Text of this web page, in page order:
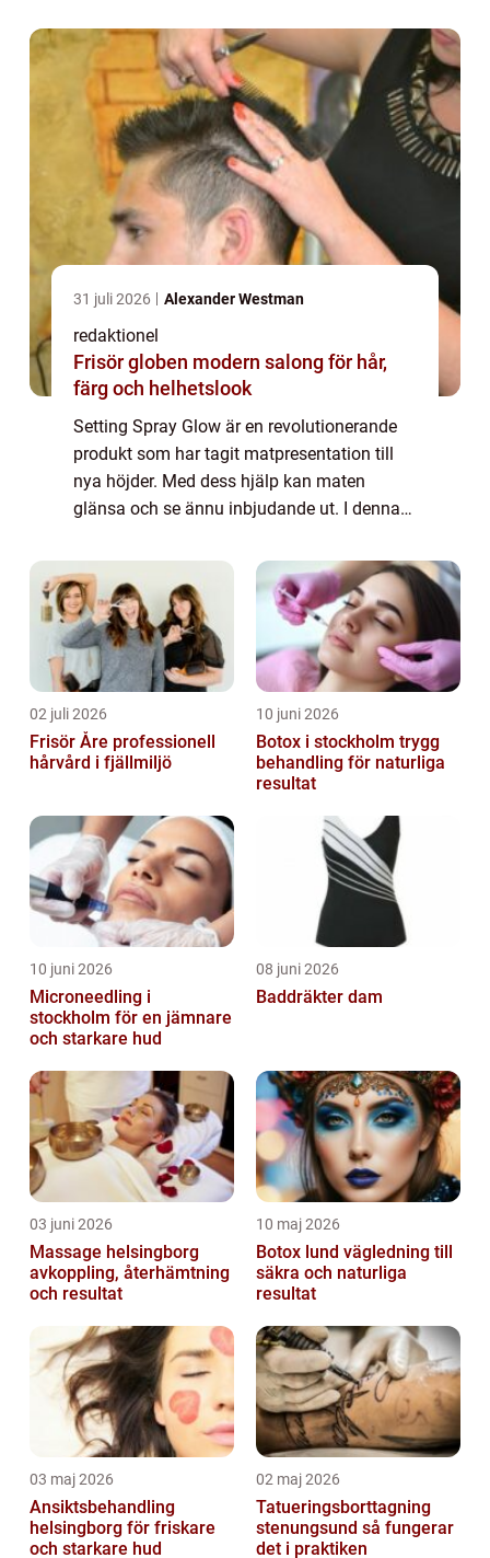
pres...
31 juli 2026 Alexander Westman
redaktionel
Frisör globen modern salong för hår,
färg och helhetslook
Setting Spray Glow är en revolutionerande
produkt som har tagit matpresentation till
nya höjder. Med dess hjälp kan maten
glänsa och se ännu inbjudande ut. I denna
översikt över detta fantastiska verktyg,
pres...
02 juli 2026
Frisör Åre professionell
hårvård i fjällmiljö
10 juni 2026
Botox i stockholm trygg
behandling för naturliga
resultat
10 juni 2026
Microneedling i
stockholm för en jämnare
och starkare hud
08 juni 2026
Baddräkter dam
03 juni 2026
Massage helsingborg
avkoppling, återhämtning
och resultat
10 maj 2026
Botox lund vägledning till
säkra och naturliga
resultat
03 maj 2026
Ansiktsbehandling
helsingborg för friskare
och starkare hud
02 maj 2026
Tatueringsborttagning
stenungsund så fungerar
det i praktiken